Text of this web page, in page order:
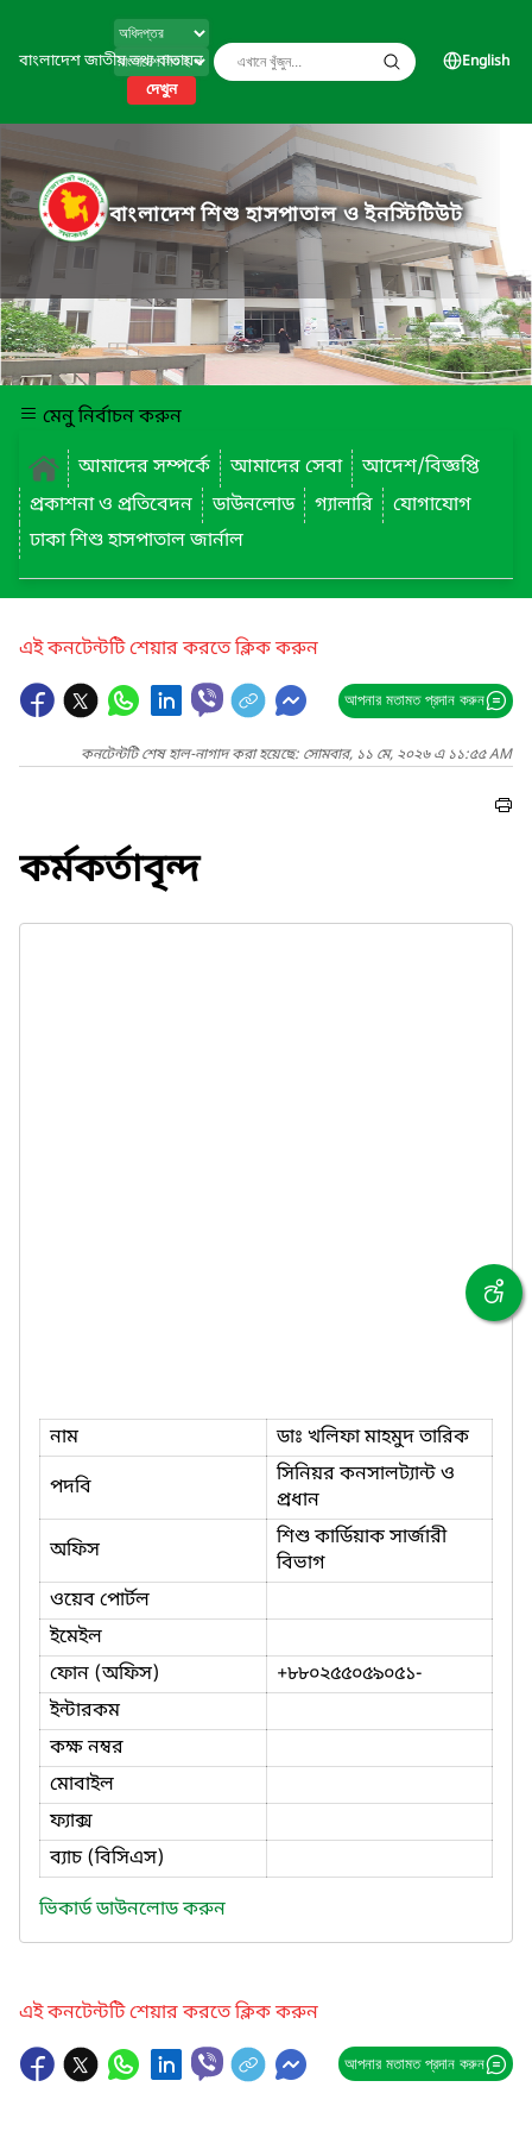
বাংলাদেশ জাতীয় তথ্য বাতায়ন
দেখুন
English
বাংলাদেশ শিশু হাসপাতাল ও ইনস্টিটিউট
মেনু নির্বাচন করুন
আমাদের সম্পর্কে
আমাদের সেবা
আদেশ/বিজ্ঞপ্তি
প্রকাশনা ও প্রতিবেদন
ডাউনলোড গ্যালারি
যোগাযোগ
ঢাকা শিশু হাসপাতাল জার্নাল
এই কনটেন্টটি শেয়ার করতে ক্লিক করুন
আপনার মতামত প্রদান করুন
কনটেন্টটি শেষ হাল-নাগাদ করা হয়েছে: সোমবার, ১১ মে, ২০২৬ এ ১১:৫৫ AM
কর্মকর্তাবৃন্দ
নাম
ডাঃ খলিফা মাহমুদ তারিক
পদবি
সিনিয়র কনসালট্যান্ট ও
প্রধান
অফিস
শিশু কার্ডিয়াক সার্জারী
বিভাগ
ওয়েব পোর্টল
ইমেইল
ফোন (অফিস)
+৮৮০২৫৫০৫৯০৫১-
ইন্টারকম
কক্ষ নম্বর
মোবাইল
ফ্যাক্স
ব্যাচ (বিসিএস)
ভিকার্ড ডাউনলোড করুন
এই কনটেন্টটি শেয়ার করতে ক্লিক করুন
আপনার মতামত প্রদান করুন